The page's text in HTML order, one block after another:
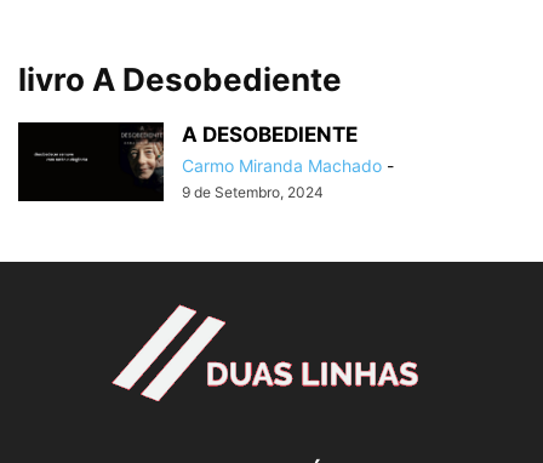
livro A Desobediente
A DESOBEDIENTE
Carmo Miranda Machado -
9 de Setembro, 2024